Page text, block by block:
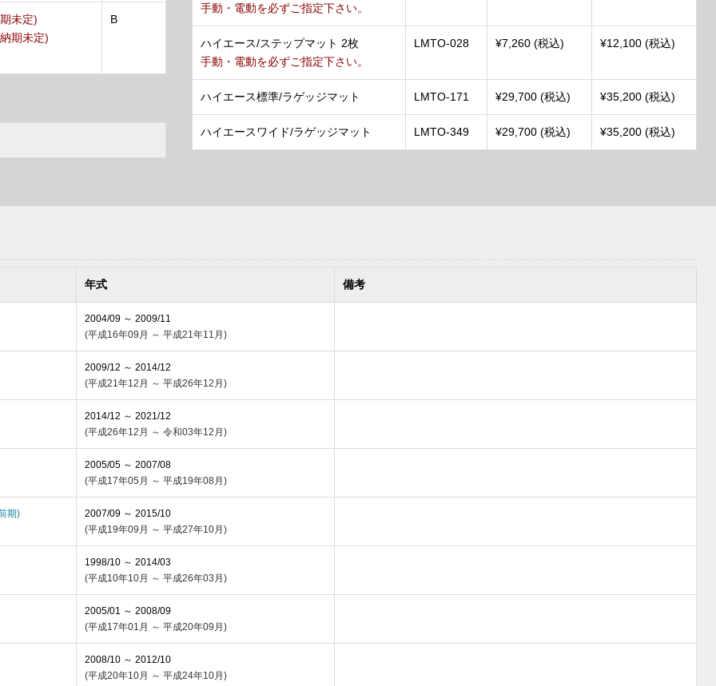
未定)
期未定)
B
手動・電動を必ずご指定下さい。
ハイエース/ステップマット 2枚
手動・電動を必ずご指定下さい。
LMTO-028 ¥7,260 (税込) ¥12,100 (税込)
ハイエース標準/ラゲッジマット LMTO-171 ¥29,700 (税込) ¥35,200 (税込)
ハイエースワイド/ラゲッジマット LMTO-349 ¥29,700 (税込) ¥35,200 (税込)
年式 備考
2004/09 ～ 2009/11
(平成16年09月 ～ 平成21年11月)
2009/12 ～ 2014/12
(平成21年12月 ～ 平成26年12月)
2014/12 ～ 2021/12
(平成26年12月 ～ 令和03年12月)
2005/05 ～ 2007/08
(平成17年05月 ～ 平成19年08月)
期)
2007/09 ～ 2015/10
(平成19年09月 ～ 平成27年10月)
1998/10 ～ 2014/03
(平成10年10月 ～ 平成26年03月)
2005/01 ～ 2008/09
(平成17年01月 ～ 平成20年09月)
2008/10 ～ 2012/10
(平成20年10月 ～ 平成24年10月)